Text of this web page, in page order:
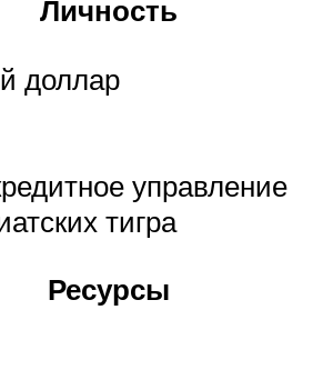
Личность
доллар
управление
тигра
Ресурсы